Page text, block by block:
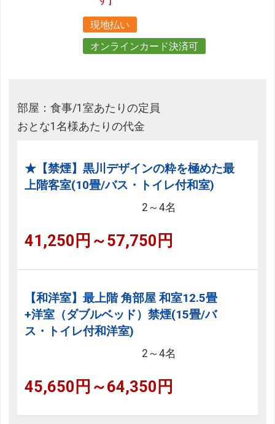
17 プラン( 27 タイプ)
現地払い
オンラインカード決済可
部屋：食事/1室あたりの定員
おとな1名様あたりの代金
★【禁煙】黒川デザインの粋を極めた最
上階客室(10畳/バス・トイレ付和室)
2～4名
41,250円～57,750円
【和洋室】最上階 角部屋 和室12.5畳
+洋室（ダブルベッド）禁煙(15畳/バ
ス・トイレ付和洋室)
2～4名
45,650円～64,350円